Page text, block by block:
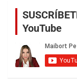
YouTube